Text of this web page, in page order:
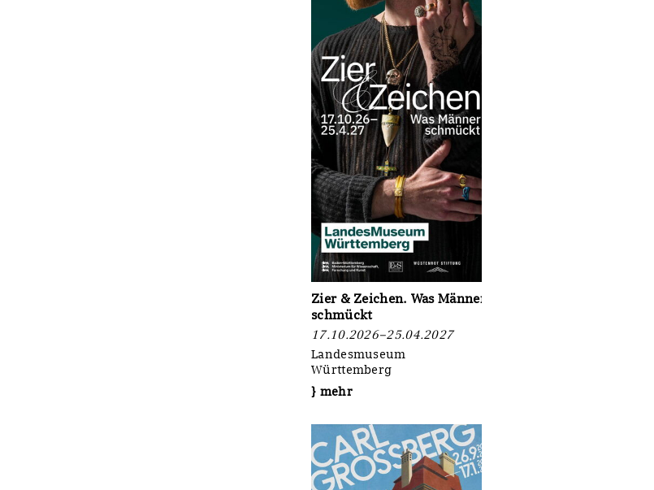
Zier & Zeichen. Was Männer
schmückt
17.10.2026–25.04.2027
Landesmuseum
Württemberg
} mehr